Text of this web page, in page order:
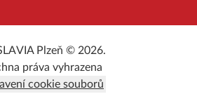
Plzeň © 2026.
práva vyhrazena
cookie souborů